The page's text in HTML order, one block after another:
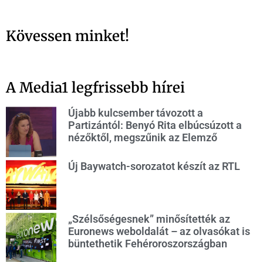
Kövessen minket!
A Media1 legfrissebb hírei
Újabb kulcsember távozott a
Partizántól: Benyó Rita elbúcsúzott a
nézőktől, megszűnik az Elemző
Új Baywatch-sorozatot készít az RTL
„Szélsőségesnek” minősítették az
Euronews weboldalát – az olvasókat is
büntethetik Fehéroroszországban